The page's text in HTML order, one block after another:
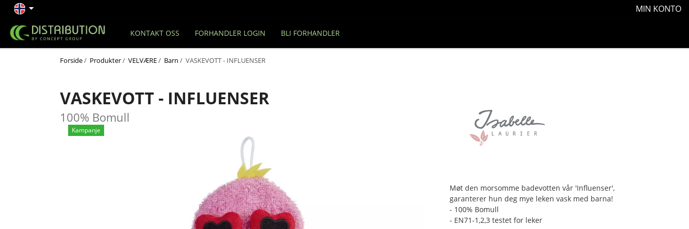
MIN KONTO
KONTAKT OSS FORHANDLER LOGIN BLI FORHANDLER
Forside/ Produkter/ VELVÆRE/ Barn / VASKEVOTT - INFLUENSER
VASKEVOTT - INFLUENSER
100% Bomull
Kampanje
Møt den morsomme badevotten vår 'Influenser',
garanterer hun deg mye leken vask med barna!
- 100% Bomull
- EN71-1,2,3 testet for leker